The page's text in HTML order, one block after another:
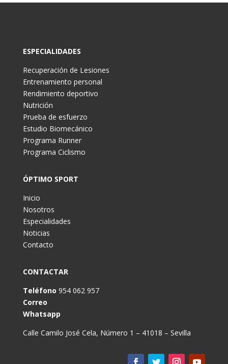
ESPECIALIDADES
Recuperación de Lesiones
Entrenamiento personal
Rendimiento deportivo
Nutrición
Prueba de esfuerzo
Estudio Biomecánico
Programa Runner
Programa Ciclismo
ÓPTIMO SPORT
Inicio
Nosotros
Especialidades
Noticias
Contacto
CONTACTAR
Teléfono 954 062 957
Correo
Whatsapp
Calle Camilo José Cela, Número 1 – 41018 – Sevilla